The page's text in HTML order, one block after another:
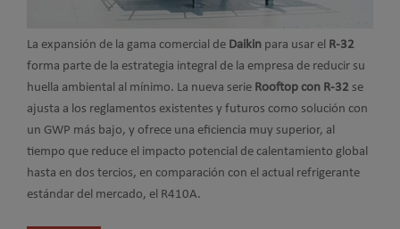
La expansión de la gama comercial de Daikin para usar el R-32
forma parte de la estrategia integral de la empresa de reducir su
huella ambiental al mínimo. La nueva serie Rooftop con R-32 se
ajusta a los reglamentos existentes y futuros como solución con
un GWP más bajo, y ofrece una eficiencia muy superior, al
tiempo que reduce el impacto potencial de calentamiento global
hasta en dos tercios, en comparación con el actual refrigerante
estándar del mercado, el R410A.